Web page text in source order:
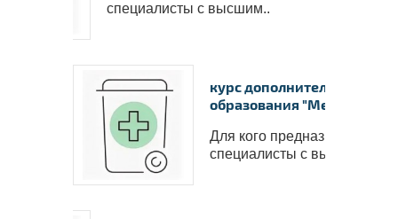
специалисты с высшим..
курс дополнительного
образования
Для кого предназначен курс:
специалисты с высшим..